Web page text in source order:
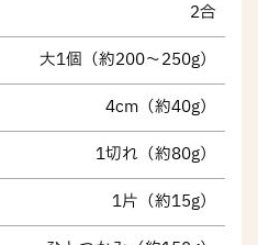
2合
大1個（約200～250g）
4cm（約40g）
1切れ（約80g）
1片（約15g）